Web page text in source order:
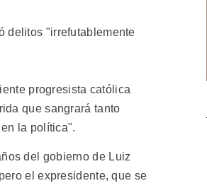
delitos "irrefutablemente
progresista católica
que sangrará tanto
la política".
del gobierno de Luiz
el expresidente, que se